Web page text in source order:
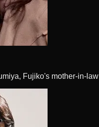
Fujiko's mother-in-law